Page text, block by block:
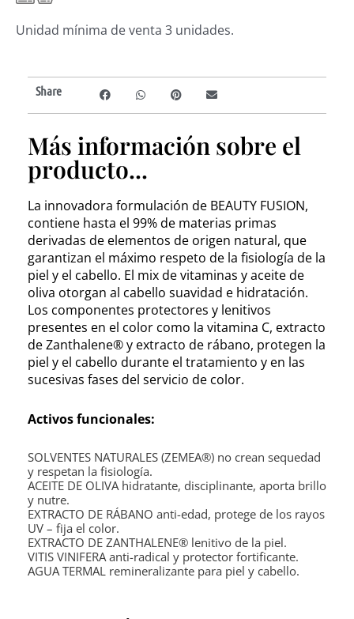
Unidad mínima de venta 3 unidades.
Share
Más información sobre el
producto...
La innovadora formulación de BEAUTY FUSION,
contiene hasta el 99% de materias primas
derivadas de elementos de origen natural, que
garantizan el máximo respeto de la fisiología de la
piel y el cabello. El mix de vitaminas y aceite de
oliva otorgan al cabello suavidad e hidratación.
Los componentes protectores y lenitivos
presentes en el color como la vitamina C, extracto
de Zanthalene® y extracto de rábano, protegen la
piel y el cabello durante el tratamiento y en las
sucesivas fases del servicio de color.
Activos funcionales:
SOLVENTES NATURALES (ZEMEA®) no crean sequedad
y respetan la fisiología.
ACEITE DE OLIVA hidratante, disciplinante, aporta brillo
y nutre.
EXTRACTO DE RÁBANO anti-edad, protege de los rayos
UV – fija el color.
EXTRACTO DE ZANTHALENE® lenitivo de la piel.
VITIS VINIFERA anti-radical y protector fortificante.
AGUA TERMAL remineralizante para piel y cabello.